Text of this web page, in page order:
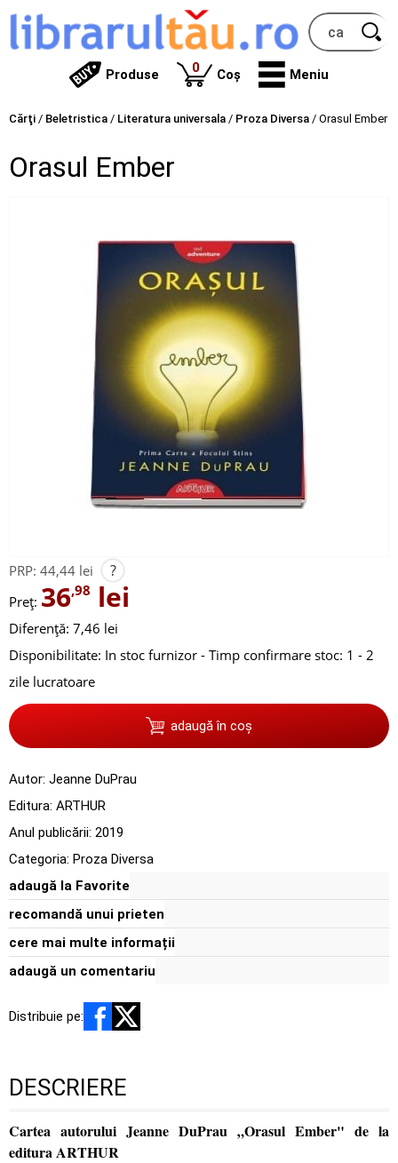
Produse 0produse
Coș Meniu
Cărţi / Beletristica / Literatura universala / Proza Diversa / Orasul Ember
Orasul Ember
PRP: 44,44 lei ?
Preț: 36,98 lei
Diferență: 7,46 lei
Disponibilitate: In stoc furnizor - Timp confirmare stoc: 1 - 2
zile lucratoare
adaugă în coș
Autor: Jeanne DuPrau
Editura: ARTHUR
Anul publicării: 2019
Categoria: Proza Diversa
adaugă la Favorite
recomandă unui prieten
cere mai multe informații
adaugă un comentariu
Distribuie pe:
DESCRIERE
Cartea autorului Jeanne DuPrau „Orasul Ember" de la
editura ARTHUR